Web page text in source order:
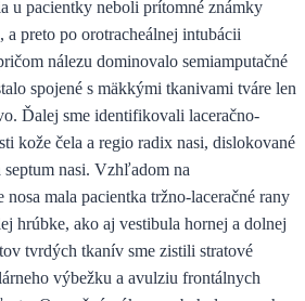
u pacientky neboli prítomné známky
a preto po orotracheálnej intubácii
nálezu dominovalo semiamputačné
spojené s mäkkými tkanivami tváre len
Ďalej sme identifikovali laceračno-
kože čela a regio radix nasi, dislokované
septum nasi. Vzhľadom na
nosa mala pacientka tržno-laceračné rany
hrúbke, ako aj vestibula hornej a dolnej
tvrdých tkanív sme zistili stratové
výbežku a avulziu frontálnych